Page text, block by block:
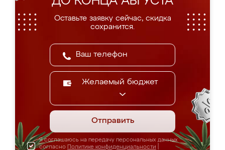
Оставьте заявку сейчас, скидка
сохранится.
Желаемый бюджет
Отправить
Я соглашаюсь на передачу персональных данных
согласно Политике конфиденциальности